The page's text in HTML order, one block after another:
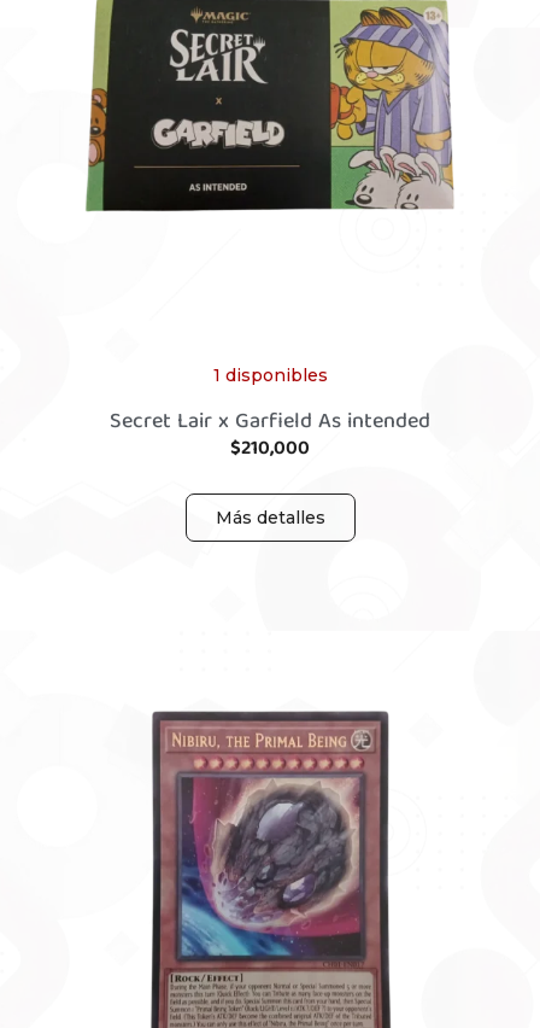
1 disponibles
Secret Lair x Garfield As intended
$210,000
Más detalles